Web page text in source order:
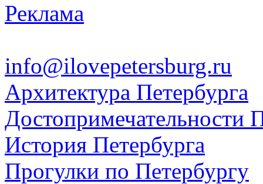
Реклама
info@ilovepetersburg.ru
Архитектура Петербурга
Достопримечательности
История Петербурга
Прогулки по Петербургу